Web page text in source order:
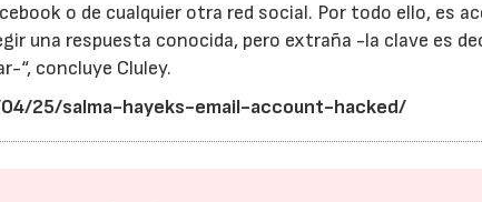
o de cualquier otra red social. Por todo ello, es
una respuesta conocida, pero extraña -la clave es
“, concluye Cluley.
25/salma-hayeks-email-account-hacked/
23/07/2026